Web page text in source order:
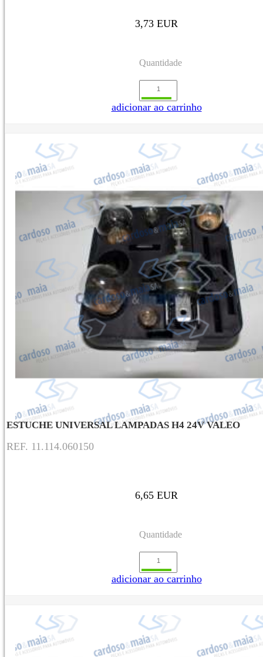
3,73 EUR
Quantidade
adicionar ao carrinho
ESTUCHE UNIVERSAL LAMPADAS H4 24V VALEO
REF. 11.114.060150
6,65 EUR
Quantidade
adicionar ao carrinho